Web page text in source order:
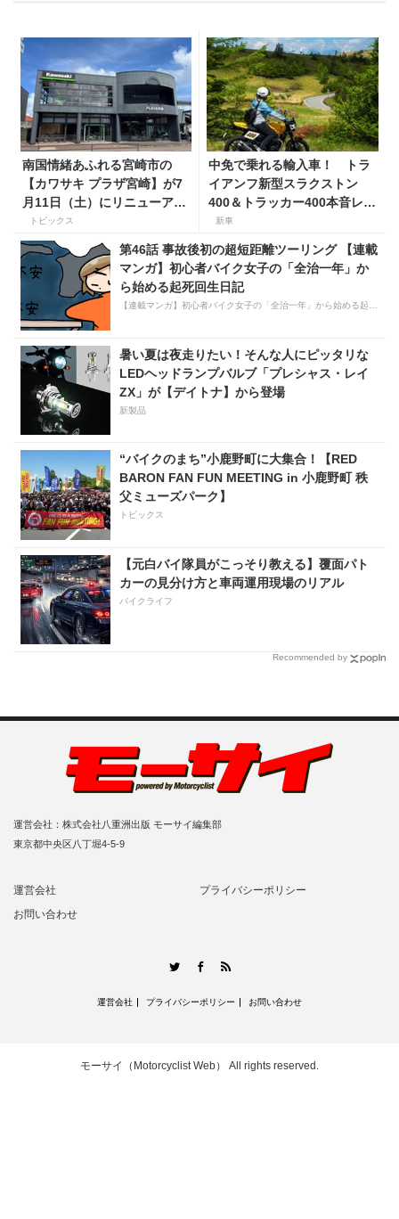
南国情緒あふれる宮崎市の
【カワサキ プラザ宮崎】が7
月11日（土）にリニューアル
オープン！
トピックス
中免で乗れる輸入車！ トラ
イアンフ新型スラクストン
400＆トラッカー400本音レビ
ュー【身長154cmの足着き
は？】
新車
第46話 事故後初の超短距離ツーリング 【連載
マンガ】初心者バイク女子の「全治一年」か
ら始める起死回生日記
【連載マンガ】初心者バイク女子の「全治一年」から始める起死回生日記
暑い夏は夜走りたい！そんな人にピッタリな
LEDヘッドランプバルブ「プレシャス・レイ
ZX」が【デイトナ】から登場
新製品
“バイクのまち”小鹿野町に大集合！【RED
BARON FAN FUN MEETING in 小鹿野町 秩
父ミューズパーク】
トピックス
【元白バイ隊員がこっそり教える】覆面パト
カーの見分け方と車両運用現場のリアル
バイクライフ
Recommended by
運営会社：株式会社八重洲出版 モーサイ編集部
東京都中央区八丁堀4-5-9
運営会社
プライバシーポリシー
お問い合わせ
TwitterFacebook
運営会社 プライバシーポリシー お問い合わせ
モーサイ（Motorcyclist Web） All rights reserved.